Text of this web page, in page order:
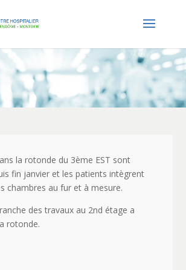
la rotonde du 3ème EST sont
fin janvier et les patients intègrent
chambres au fur et à mesure.
des travaux au 2nd étage a
rotonde.